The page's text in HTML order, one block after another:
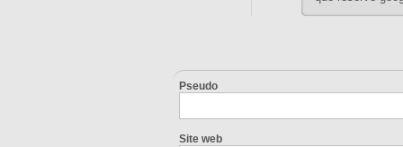
Pseudo
Site web